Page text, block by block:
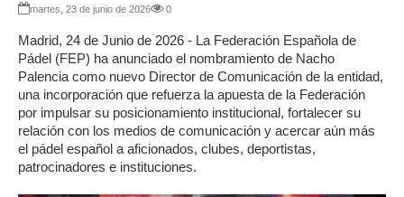
martes, 23 de junio de 2026 0
Madrid, 24 de Junio de 2026 - La Federación Española de
Pádel (FEP) ha anunciado el nombramiento de Nacho
Palencia como nuevo Director de Comunicación de la entidad,
una incorporación que refuerza la apuesta de la Federación
por impulsar su posicionamiento institucional, fortalecer su
relación con los medios de comunicación y acercar aún más
el pádel español a aficionados, clubes, deportistas,
patrocinadores e instituciones.